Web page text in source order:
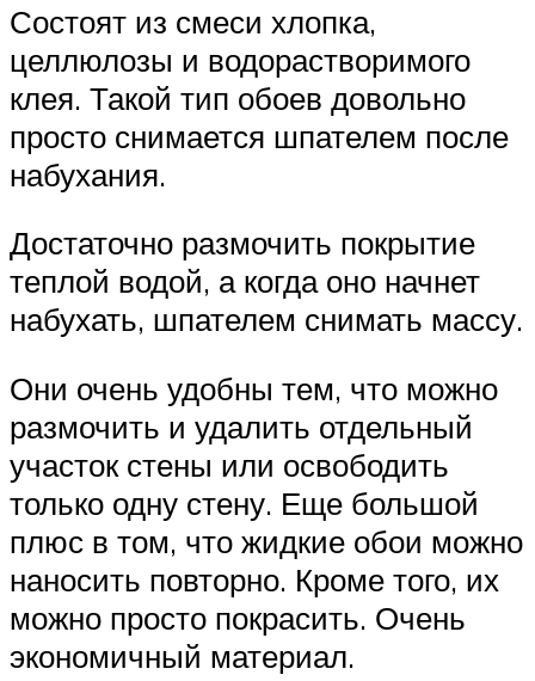
Состоят из смеси хлопка,
целлюлозы и водорастворимого
клея. Такой тип обоев довольно
просто снимается шпателем после
набухания.
Достаточно размочить покрытие
теплой водой, а когда оно начнет
набухать, шпателем снимать массу.
Они очень удобны тем, что можно
размочить и удалить отдельный
участок стены или освободить
только одну стену. Еще большой
плюс в том, что жидкие обои можно
наносить повторно. Кроме того, их
можно просто покрасить. Очень
экономичный материал.